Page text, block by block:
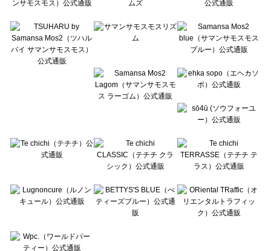
Te chichi CLASSIC（テチチ クラシック）の一覧
Lugnoncure（ルノンキュール）の一覧
BETTY'S BLUE（べティーズブルー）の一覧
Wpc.（ワールドパーティー）の一覧